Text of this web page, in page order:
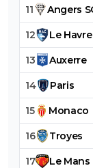
11 Angers
12 Le Havre
13 Auxerre
14 Paris
15 Monaco
16 Troyes
17 Le Mans